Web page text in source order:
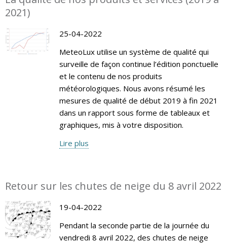
2021)
25-04-2022
MeteoLux utilise un système de qualité qui
surveille de façon continue l’édition ponctuelle
et le contenu de nos produits
météorologiques. Nous avons résumé les
mesures de qualité de début 2019 à fin 2021
dans un rapport sous forme de tableaux et
graphiques, mis à votre disposition.
Lire plus
Retour sur les chutes de neige du 8 avril 2022
19-04-2022
Pendant la seconde partie de la journée du
vendredi 8 avril 2022, des chutes de neige